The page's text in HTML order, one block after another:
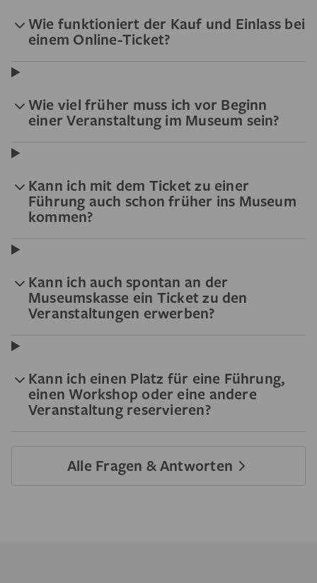
Wie funktioniert der Kauf und Einlass bei
einem Online-Ticket?
Wie viel früher muss ich vor Beginn
einer Veranstaltung im Museum sein?
Kann ich mit dem Ticket zu einer
Führung auch schon früher ins Museum
kommen?
Kann ich auch spontan an der
Museumskasse ein Ticket zu den
Veranstaltungen erwerben?
Kann ich einen Platz für eine Führung,
einen Workshop oder eine andere
Veranstaltung reservieren?
Alle Fragen & Antworten